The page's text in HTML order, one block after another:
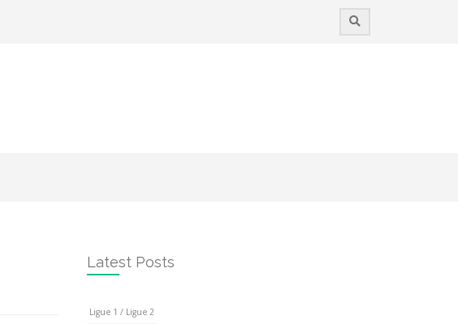
Latest Posts
Ligue 1 / Ligue 2